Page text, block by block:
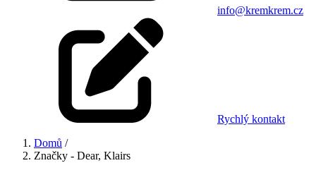
info@kremkrem.cz
Rychlý kontakt
Domů /
Značky - Dear, Klairs